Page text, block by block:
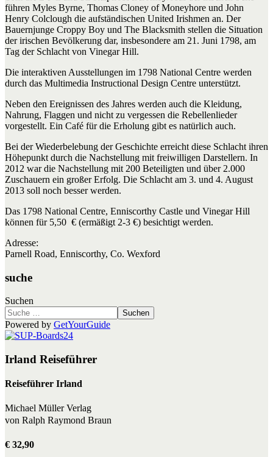
führen Myles Byrne, Thomas Cloney of Moneyhore und John
Henry Colclough die aufständischen United Irishmen an. Der
Bauernjunge Croppy Boy und The Blacksmith stellen die Situation
der irischen Bevölkerung dar, insbesondere am 21. Juni 1798, am
Tag der Schlacht von Vinegar Hill.
Die interaktiven Ausstellungen im 1798 National Centre werden
durch das Multimedia Instructional Design Centre unterstützt.
Neben den Ereignissen des Jahres werden auch die Kleidung,
Nahrung, Flaggen und nicht zu vergessen die Rebellenlieder
vorgestellt. Ein Café für die Erholung gibt es natürlich auch.
Bei der Wiederbelebung der Geschichte erreicht diese Schlacht ihren
Höhepunkt durch die Nachstellung mit freiwilligen Darstellern. In
2012 war die Nachstellung mit 200 Beteiligten und über 2.000
Zuschauern ein großer Erfolg. Die Schlacht am 3. und 4. August
2013 soll noch besser werden.
Das 1798 National Centre, Enniscorthy Castle und Vinegar Hill
können für 5,50 € (ermäßigt 2-3 €) besichtigt werden.
Adresse:
Parnell Road, Enniscorthy, Co. Wexford
suche
Suchen
Suchen
Powered by GetYourGuide
Irland Reiseführer
Reiseführer Irland
Michael Müller Verlag
von Ralph Raymond Braun
€ 32,90